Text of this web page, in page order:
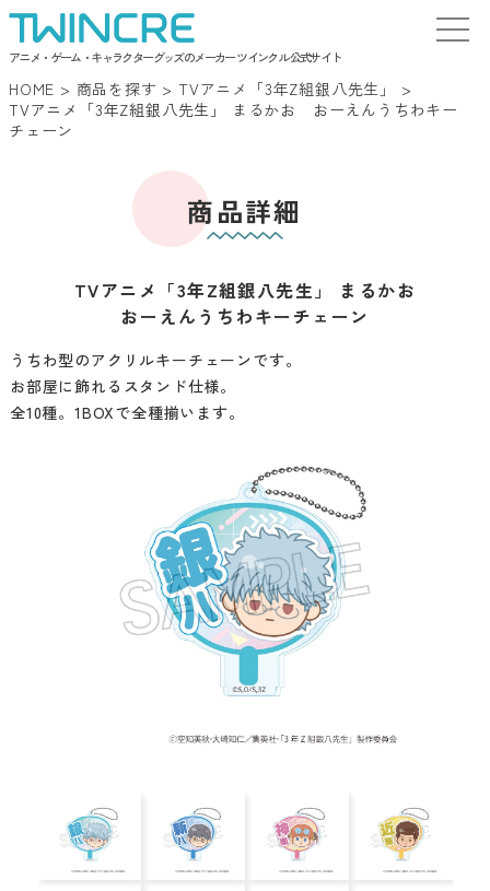
アニメ・ゲーム・キャラクターグッズのメーカー ツインクル 公式サイト
HOME > 商品を探す > TVアニメ「3年Z組銀八先生」
>
TVアニメ「3年Z組銀八先生」 まるかお おーえんうちわキー
チェーン
商品詳細
TVアニメ「3年Z組銀八先生」 まるかお
おーえんうちわキーチェーン
うちわ型のアクリルキーチェーンです。
お部屋に飾れるスタンド仕様。
全10種。1BOXで全種揃います。